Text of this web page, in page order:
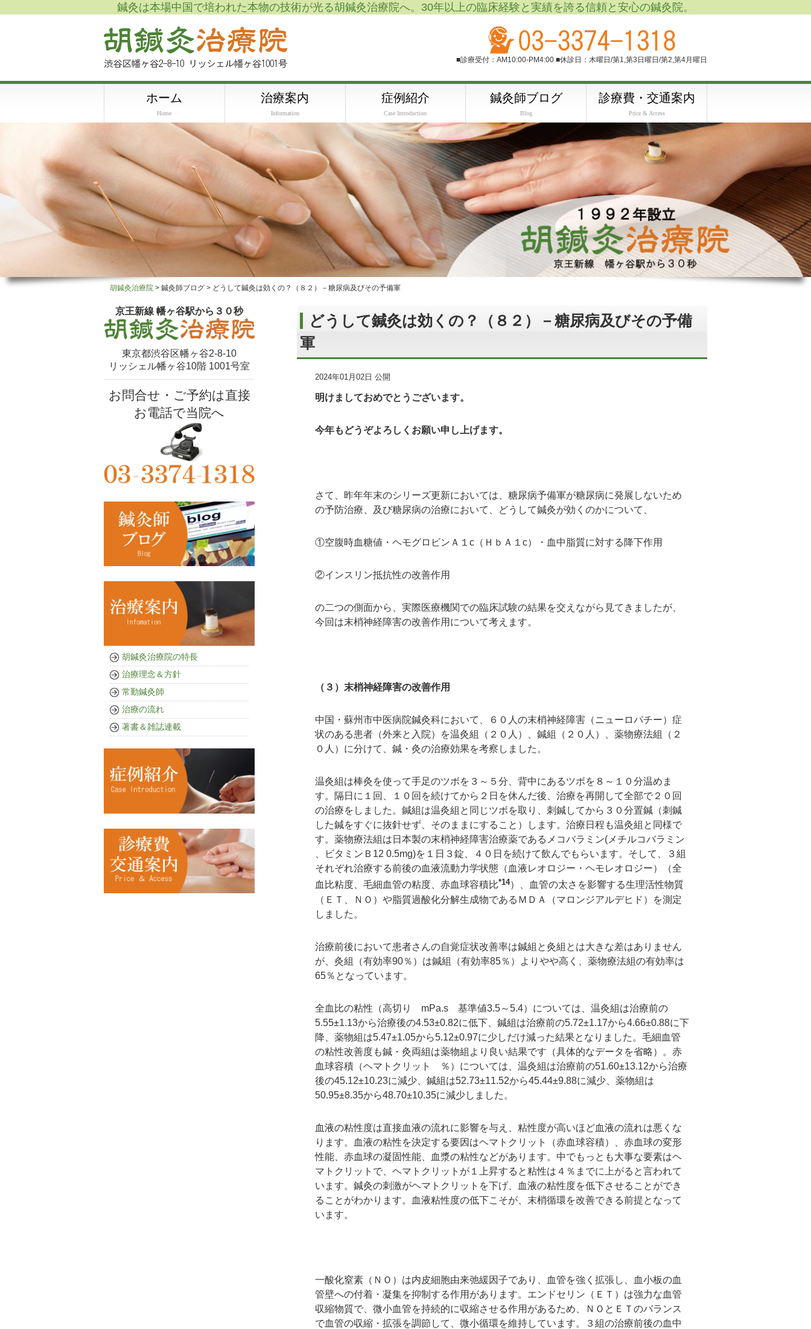
鍼灸は本場中国で培われた本物の技術が光る胡鍼灸治療院へ。30年以上の臨床経験と実績を誇る信頼と安心の鍼灸院。
■診療受付：AM10:00-PM4:00 ■休診日：木曜日/第1,第3日曜日/第2,第4月曜日
ホーム
Home
治療案内
Information
症例紹介
Case Introduction
鍼灸師ブログ
Blog
診療費・交通案内
Price & Access
胡鍼灸治療院 > 鍼灸師ブログ > どうして鍼灸は効くの？（８２）－糖尿病及びその予備軍
どうして鍼灸は効くの？（８２）－糖尿病及びその予備
軍
2024年01月02日 公開
明けましておめでとうございます。
今年もどうぞよろしくお願い申し上げます。
さて、昨年年末のシリーズ更新においては、糖尿病予備軍が糖尿病に発展しないため
の予防治療、及び糖尿病の治療において、どうして鍼灸が効くのかについて、
①空腹時血糖値・ヘモグロビンＡ１c（ＨｂＡ１c）・血中脂質に対する降下作用
②インスリン抵抗性の改善作用
の二つの側面から、実際医療機関での臨床試験の結果を交えながら見てきましたが、
今回は末梢神経障害の改善作用について考えます。
（３）末梢神経障害の改善作用
中国・蘇州市中医病院鍼灸科において、６０人の末梢神経障害（ニューロパチー）症
状のある患者（外来と入院）を温灸組（２０人）、鍼組（２０人）、薬物療法組（２
０人）に分けて、鍼・灸の治療効果を考察しました。
温灸組は棒灸を使って手足のツボを３～５分、背中にあるツボを８～１０分温めま
す。隔日に１回、１０回を続けてから２日を休んだ後、治療を再開して全部で２０回
の治療をしました。鍼組は温灸組と同じツボを取り、刺鍼してから３０分置鍼（刺鍼
した鍼をすぐに抜針せず、そのままにすること）します。治療日程も温灸組と同様で
す。薬物療法組は日本製の末梢神経障害治療薬であるメコバラミン(メチルコバラミン
、ビタミンＢ12 0.5mg)を１日３錠、４０日を続けて飲んでもらいます。そして、３組
それぞれ治療する前後の血液流動力学状態（血液レオロジー・ヘモレオロジー）（全
血比粘度、毛細血管の粘度、赤血球容積比*14）、血管の太さを影響する生理活性物質
（ＥＴ、ＮＯ）や脂質過酸化分解生成物であるＭＤＡ（マロンジアルデヒド）を測定
しました。
治療前後において患者さんの自覚症状改善率は鍼組と灸組とは大きな差はありません
が、灸組（有効率90％）は鍼組（有効率85％）よりやや高く、薬物療法組の有効率は
65％となっています。
全血比の粘性（高切り mPa.s 基準値3.5～5.4）については、温灸組は治療前の
5.55±1.13から治療後の4.53±0.82に低下、鍼組は治療前の5.72±1.17から4.66±0.88に下
降、薬物組は5.47±1.05から5.12±0.97に少しだけ減った結果となりました。毛細血管
の粘性改善度も鍼・灸両組は薬物組より良い結果です（具体的なデータを省略）。赤
血球容積（ヘマトクリット ％）については、温灸組は治療前の51.60±13.12から治療
後の45.12±10.23に減少、鍼組は52.73±11.52から45.44±9.88に減少、薬物組は
50.95±8.35から48.70±10.35に減少しました。
血液の粘性度は直接血液の流れに影響を与え、粘性度が高いほど血液の流れは悪くな
ります。血液の粘性を決定する要因はヘマトクリット（赤血球容積）、赤血球の変形
性能、赤血球の凝固性能、血漿の粘性などがあります。中でもっとも大事な要素はヘ
マトクリットで、ヘマトクリットが１上昇すると粘性は４％までに上がると言われて
います。鍼灸の刺激がヘマトクリットを下げ、血液の粘性度を低下させることができ
ることがわかります。血液粘性度の低下こそが、末梢循環を改善できる前提となって
います。
一酸化窒素（ＮＯ）は内皮細胞由来弛緩因子であり、血管を強く拡張し、血小板の血
管壁への付着・凝集を抑制する作用があります。エンドセリン（ＥＴ）は強力な血管
収縮物質で、微小血管を持続的に収縮させる作用があるため、ＮＯとＥＴのバランス
で血管の収縮・拡張を調節して、微小循環を維持しています。３組の治療前後の血中
京王新線 幡ヶ谷駅から３０秒
東京都渋谷区幡ヶ谷2-8-10
リッシェル幡ヶ谷10階 1001号室
お問合せ・ご予約は直接
お電話で当院へ
胡鍼灸治療院の特長
治療理念＆方針
常勤鍼灸師
治療の流れ
著書＆雑誌連載